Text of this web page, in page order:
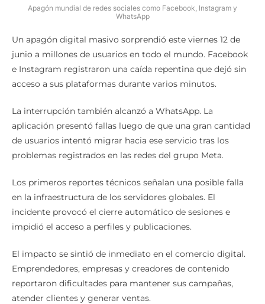
Apagón mundial de redes sociales como Facebook, Instagram y
WhatsApp
Un apagón digital masivo sorprendió este viernes 12 de
junio a millones de usuarios en todo el mundo. Facebook
e Instagram registraron una caída repentina que dejó sin
acceso a sus plataformas durante varios minutos.
La interrupción también alcanzó a WhatsApp. La
aplicación presentó fallas luego de que una gran cantidad
de usuarios intentó migrar hacia ese servicio tras los
problemas registrados en las redes del grupo Meta.
Los primeros reportes técnicos señalan una posible falla
en la infraestructura de los servidores globales. El
incidente provocó el cierre automático de sesiones e
impidió el acceso a perfiles y publicaciones.
El impacto se sintió de inmediato en el comercio digital.
Emprendedores, empresas y creadores de contenido
reportaron dificultades para mantener sus campañas,
atender clientes y generar ventas.